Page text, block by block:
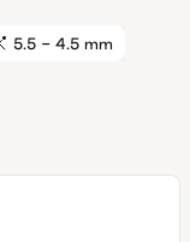
5.5 - 4.5 mm